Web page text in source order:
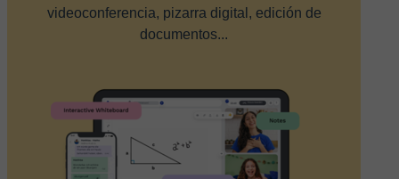
videoconferencia, pizarra digital, edición de
documentos...